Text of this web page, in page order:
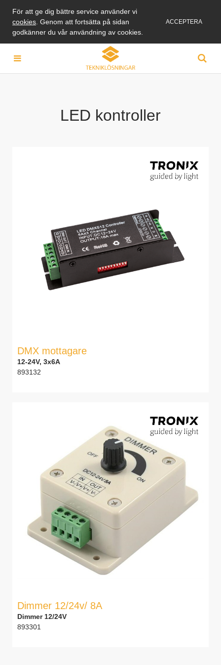
För att ge dig bättre service använder vi
cookies . Genom att fortsätta på sidan
godkänner du vår användning av cookies.
ACCEPTERA
LED kontroller
DMX mottagare
12-24V, 3x6A
893132
Dimmer 12/24v/ 8A
Dimmer 12/24V
893301